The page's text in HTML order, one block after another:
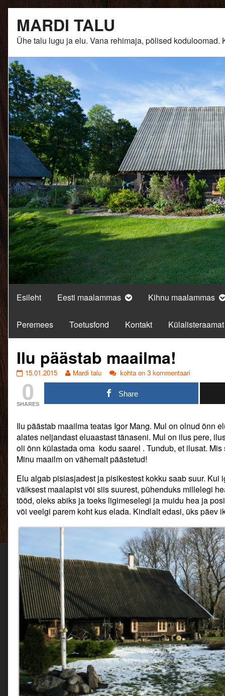
content
MARDI TALU
Ühe talu lugu ja elu. Vana rehimaja, põlised
Esileht Eesti maalammas Kihnu maalammas
Peremees Toetusfond Kontakt Külalisteraamat
Ilu päästab maailma!
Ilu
päästab
maailma!
published
on
15.01.2015
Read
more
of
Ilu
päästab
maailma!,
Mardi talu
Ilu
päästab
maailma!
kohta on 3 kommentaari
0
SHARES
Share
Ilu päästab maailma teatas Igor Mang. Mul on olnud õnn
alates neljandast eluaastast tänaseni. Mul on ilus pere,
oli õnn külastada oma kodu saarel . Tundub, et ilusat.
Minu maailm on vähemalt päästetud!
Elu algab pisiasjadest ja pisikestest kokku saab suur. Kui
väiksest maalapist või siis suurest, pühenduks millelegi
tööd, oleks abiks ja toeks ligimeselegi ja muidu hea ja
või veelgi parem koht kus elada. Kindlalt edasi, üks päev